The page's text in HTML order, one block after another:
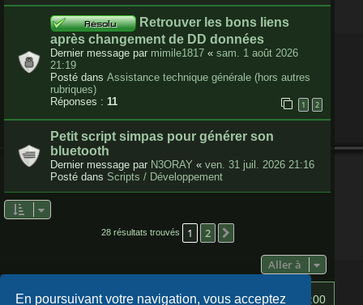
En poursuivant votre navigation, vous acceptez
Retrouver les bons liens
après changement de DD données
Dernier message par mimile1817 « sam. 1 août 2026
21:19
Posté dans Assistance technique générale (hors autres
rubriques)
Réponses : 11 1 2
Petit script simpas pour générer son
bluetooth
Dernier message par N3ORAY « ven. 31 juil. 2026 21:16
Posté dans Scripts / Développement
28 résultats trouvés 1 2
Aller à
Index du forum Heures au formatUTC+02:00